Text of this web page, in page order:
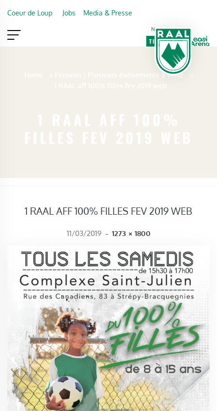
Coeur de Loup Jobs Media & Presse
Newsletter
TICKETING
VIP
FAN SHOP
Féminin | Plusieurs événements à venir
»
1 RAAL AFF 100% FILLES FEV 2019 WEB
11/03/2019 - FULL SIZE
1273 × 1800